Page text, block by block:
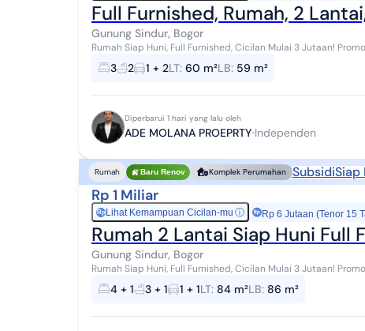
Full Furnished, Rumah, 2
Gunung Sindur, Bogor
Rumah Siap Huni, Full Furnished, Cicilan Mulai 3 Jutaan! Promo spesial hanya bulan ini - jangan sampai
terlewat! **Full Furnished* **Free PPN 100...
3 2 1 + 2LT: 60 m²LB: 59 m²
Diperbarui 1 hari yang lalu oleh
ADE MOLANA PROEPRTY Independen
Rumah Baru Renov Komplek Perumahan SubsidiSiap
Rp 1 Miliar
RpLihat Kemampuan Cicilan-mu ⓘ Rp 6 Jutaan (Tenor 15
Rumah 2 Lantai Siap Huni Full
Gunung Sindur, Bogor
Rumah Siap Huni, Full Furnished, Cicilan Mulai 3 Jutaan! Promo spesial hanya bulan ini - jangan sampai
terlewat! **Full Furnished* **Free PPN 100...
4 + 1 3 + 1 1 + 1LT: 84 m²LB: 86 m²